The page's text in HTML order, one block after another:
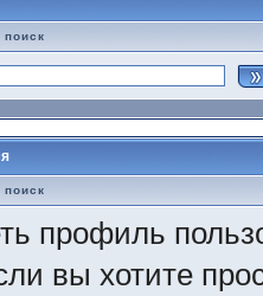
профиль
вы хотите